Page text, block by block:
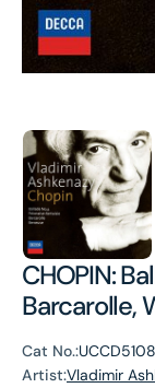
CHOPIN:
Barcarolle,
Cat No.:
Artist:Vladimir